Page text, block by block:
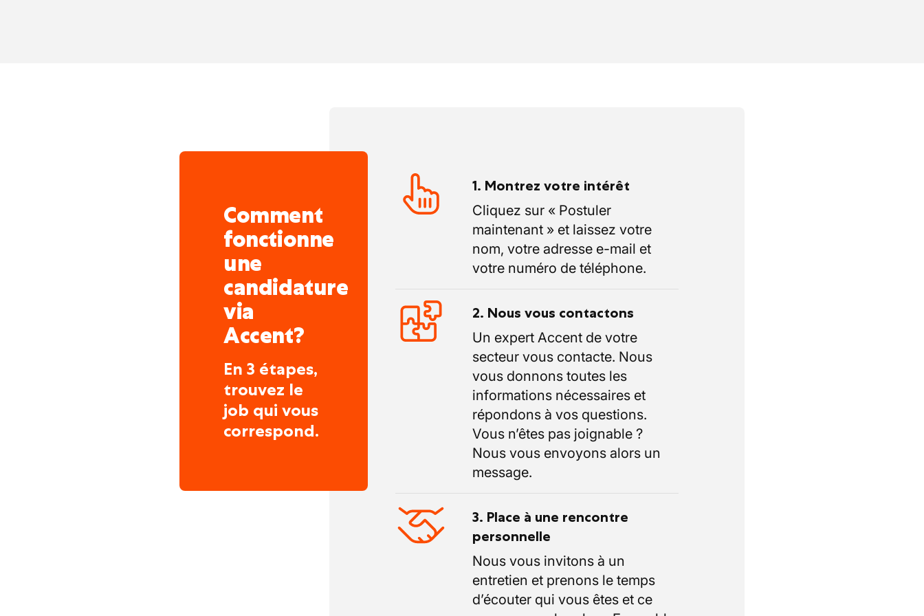
Comment
fonctionne
une
candidature
via
Accent?
En 3 étapes,
trouvez le
job qui vous
correspond.
1. Montrez votre intérêt
Cliquez sur « Postuler
maintenant » et laissez votre
nom, votre adresse e-mail et
votre numéro de téléphone.
2. Nous vous contactons
Un expert Accent de votre
secteur vous contacte. Nous
vous donnons toutes les
informations nécessaires et
répondons à vos questions.
Vous n’êtes pas joignable ?
Nous vous envoyons alors un
message.
3. Place à une rencontre
personnelle
Nous vous invitons à un
entretien et prenons le temps
d’écouter qui vous êtes et ce